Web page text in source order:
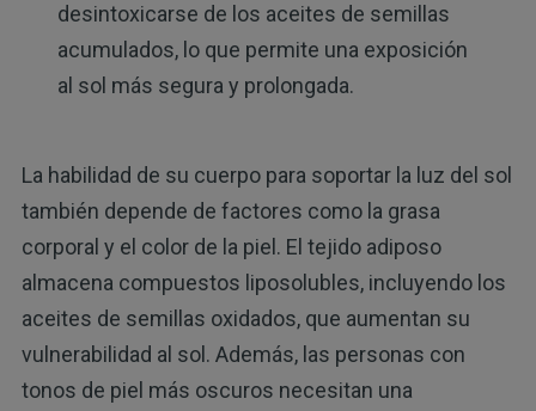
desintoxicarse de los aceites de semillas
acumulados, lo que permite una exposición
al sol más segura y prolongada.
La habilidad de su cuerpo para soportar la luz del sol
también depende de factores como la grasa
corporal y el color de la piel. El tejido adiposo
almacena compuestos liposolubles, incluyendo los
aceites de semillas oxidados, que aumentan su
vulnerabilidad al sol. Además, las personas con
tonos de piel más oscuros necesitan una